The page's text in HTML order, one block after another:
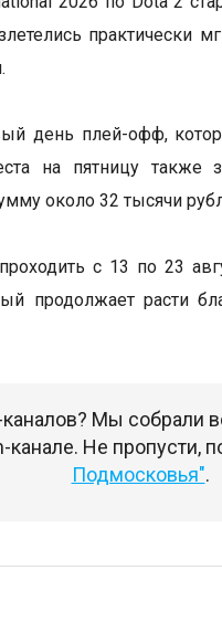
практически
день плей-офф,
на пятницу также
около 32 тысячи
с 13 по 23
продолжает расти
Мы
Не пропусти,
Подмосковья".